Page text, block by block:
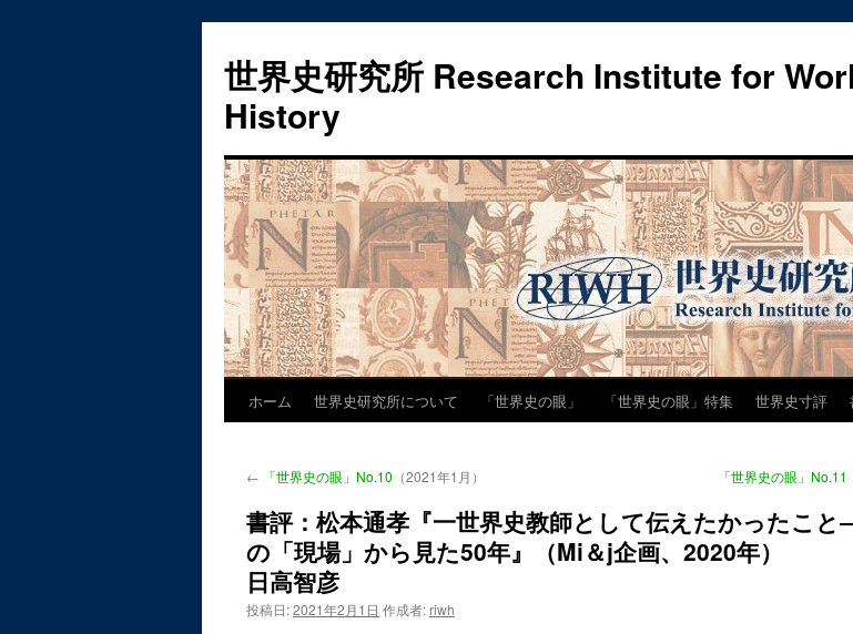
世界史研究所 Research Institute for
History
ン
へ
ホーム 世界史研究所について 「世界史の眼」 「世界史の眼」特集 世界史寸評
← 「世界史の眼」No.10 （2021年1月） 「世界史の眼」No.11
書評：松本通孝『一世界史教師として伝えたかったこ
の「現場」から見た50年』（Mi＆j企画、2020年）
日高智彦
投稿日:2021年2月1日 作成者: riwh